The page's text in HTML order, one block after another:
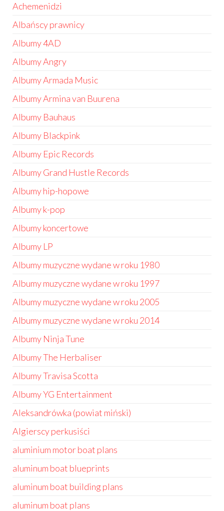
Achemenidzi
Albańscy prawnicy
Albumy 4AD
Albumy Angry
Albumy Armada Music
Albumy Armina van Buurena
Albumy Bauhaus
Albumy Blackpink
Albumy Epic Records
Albumy Grand Hustle Records
Albumy hip-hopowe
Albumy k-pop
Albumy koncertowe
Albumy LP
Albumy muzyczne wydane w roku 1980
Albumy muzyczne wydane w roku 1997
Albumy muzyczne wydane w roku 2005
Albumy muzyczne wydane w roku 2014
Albumy Ninja Tune
Albumy The Herbaliser
Albumy Travisa Scotta
Albumy YG Entertainment
Aleksandrówka (powiat miński)
Algierscy perkusiści
aluminium motor boat plans
aluminum boat blueprints
aluminum boat building plans
aluminum boat plans